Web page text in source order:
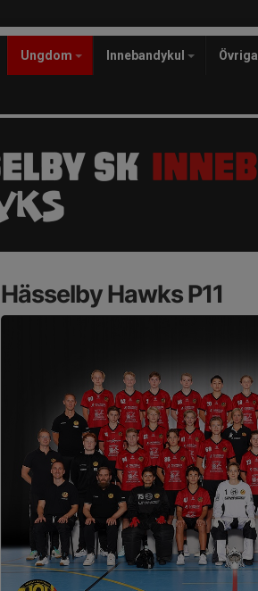
Ungdom Innebandykul Övriga
Hässelby Hawks P11